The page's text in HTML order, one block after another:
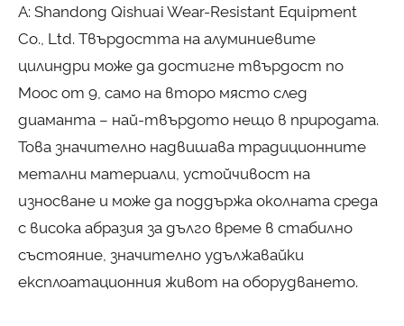
A: Shandong Qishuai Wear-Resistant Equipment
Co., Ltd. Твърдостта на алуминиевите
цилиндри може да достигне твърдост по
Моос от 9, само на второ място след
диаманта – най-твърдото нещо в природата.
Това значително надвишава традиционните
метални материали, устойчивост на
износване и може да поддържа околната среда
с висока абразия за дълго време в стабилно
състояние, значително удължавайки
експлоатационния живот на оборудването.